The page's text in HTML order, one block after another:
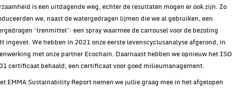
is een uitdagende weg, echter de resultaten mogen er ook zijn. Zo
we, naast de watergedragen lijmen die we al gebruiken, een
‘trenmittel’: een spray waarmee de carrousel voor de bezoling
ingevet. We hebben in 2021 onze eerste levenscyclusanalyse afgerond, in
met onze partner Ecochain. Daarnaast hebben we opnieuw het ISO
certificaat behaald, een certificaat voor goed milieumanagement.
EMMA Sustainability Report nemen we jullie graag mee in het afgelopen